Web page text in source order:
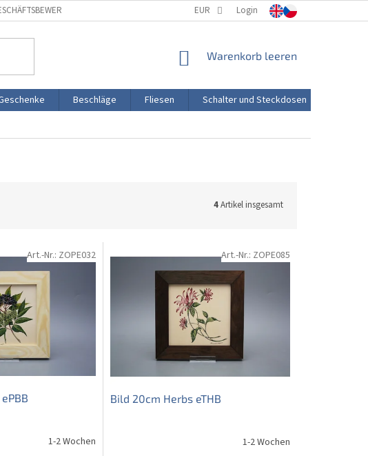
PORZELLANHERSTELLUNG TRANSPORT UND ZAHLUNG
EUR Login
WARENKORB
Warenkorb leeren
Beschläge Fliesen Schalter und Steckdosen
4Artikel insgesamt
1-2 Wochen
Art.-Nr.: ZOPE032
Bild 20cm Herbs eTHB
1-2 Wochen
Art.-Nr.: ZOPE085